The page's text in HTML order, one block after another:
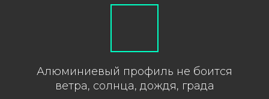
Алюминиевый профиль не боится
ветра, солнца, дождя, града